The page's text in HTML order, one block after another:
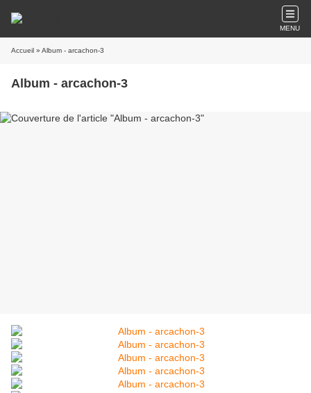
MENU
Accueil » Album - arcachon-3
Album - arcachon-3